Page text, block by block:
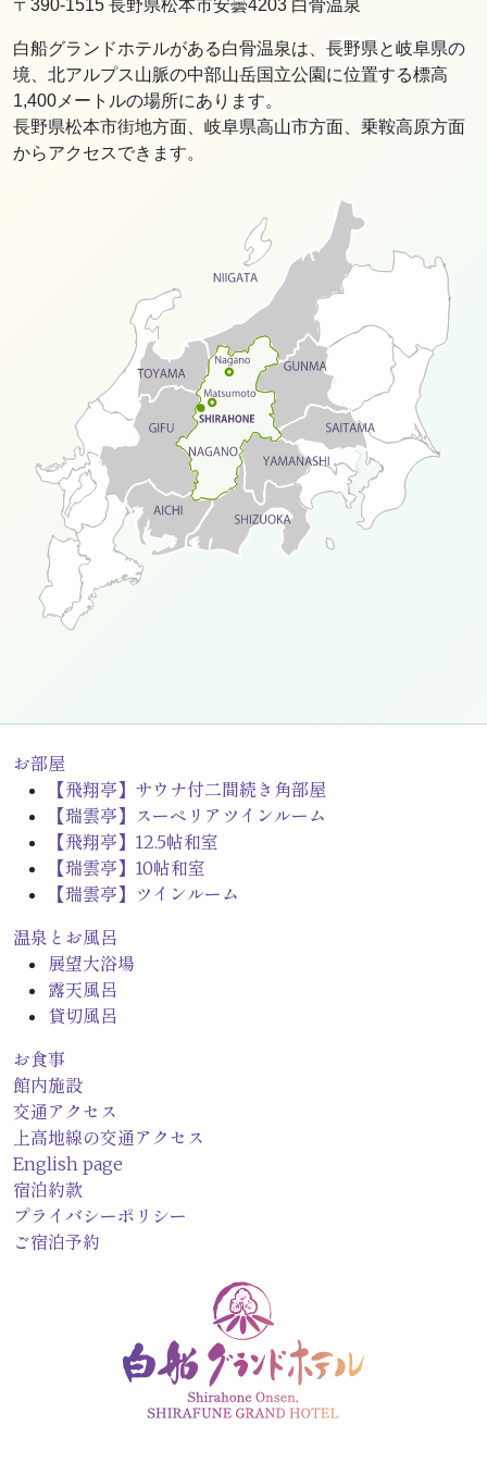
〒390-1515 長野県松本市安曇4203 白骨温泉
白船グランドホテルがある白骨温泉は、長野県と岐阜県の
境、北アルプス山脈の中部山岳国立公園に位置する標高
1,400メートルの場所にあります。
長野県松本市街地方面、岐阜県高山市方面、乗鞍高原方面
からアクセスできます。
お部屋
【飛翔亭】 サウナ付二間続き角部屋
【瑞雲亭】
スーペリアツインルーム
【飛翔亭】 12.5帖和室
【瑞雲亭】 10帖和室
【瑞雲亭】
ツインルーム
温泉とお風呂
展望大浴場
露天風呂
貸切風呂
お食事
館内施設
交通アクセス
上高地線の交通アクセス
English page
宿泊約款
プライバシーポリシー
ご宿泊予約